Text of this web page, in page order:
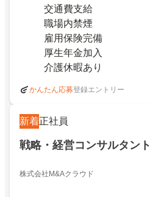
交通費支給
職場内禁煙
雇用保険完備
厚生年金加入
介護休暇あり
かんたん応募登録エントリー
新着正社員
戦略・経営コンサルタント
株式会社M&Aクラウド